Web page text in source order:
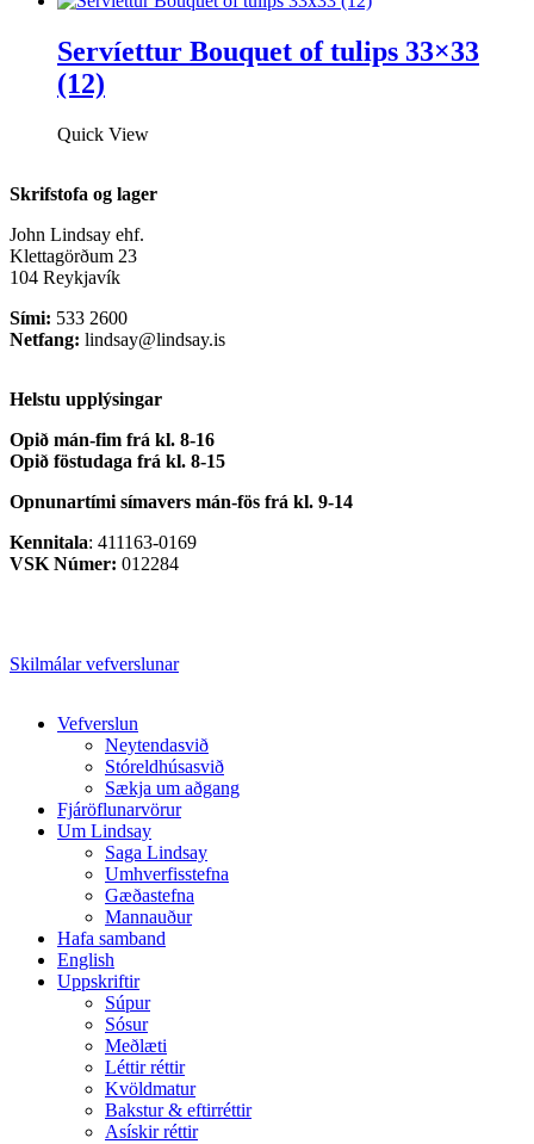
Servíettur Bouquet of tulips 33×33
(12)
Quick View
Skrifstofa og lager
John Lindsay ehf.
Klettagörðum 23
104 Reykjavík
Sími: 533 2600
Netfang: lindsay@lindsay.is
Helstu upplýsingar
Opið mán-fim frá kl. 8-16
Opið föstudaga frá kl. 8-15
Opnunartími símavers mán-fös frá kl. 9-14
Kennitala: 411163-0169
VSK Númer: 012284
Skilmálar vefverslunar
Close
Vefverslun
Neytendasvið
Stóreldhúsasvið
Sækja um aðgang
Fjáröflunarvörur
Um Lindsay
Saga Lindsay
Umhverfisstefna
Gæðastefna
Mannauður
Hafa samband
English
Uppskriftir
Súpur
Sósur
Meðlæti
Léttir réttir
Kvöldmatur
Bakstur & eftirréttir
Asískir réttir